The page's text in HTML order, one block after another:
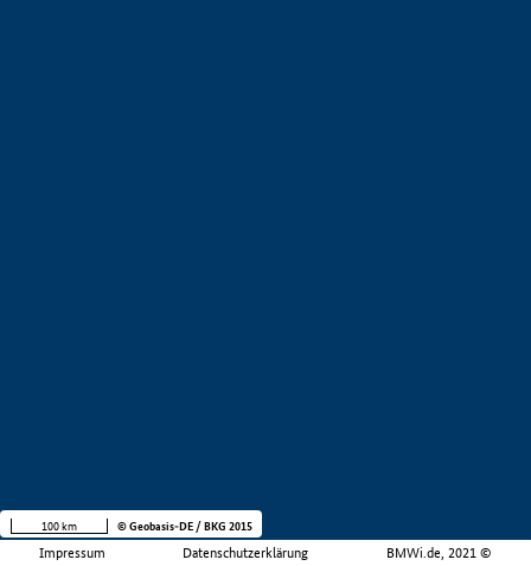
Impressum Datenschutzerklärung BMWi.de, 2021 ©
100 km © Geobasis-DE / BKG 2015